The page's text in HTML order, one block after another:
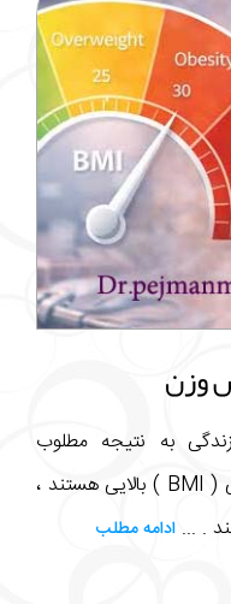
وزن
به نتیجه مطلوب
نمی‌رسند یا دارای شاخص توده بدنی ( BMI ) بالایی هستند ،
. ... ادامه مطلب